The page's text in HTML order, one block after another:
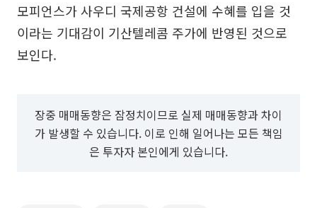
모피언스가 사우디 국제공항 건설에 수혜를 입을 것
이라는 기대감이 기산텔레콤 주가에 반영된 것으로
보인다.
장중 매매동향은 잠정치이므로 실제 매매동향과 차이
가 발생할 수 있습니다. 이로 인해 일어나는 모든 책임
은 투자자 본인에게 있습니다.